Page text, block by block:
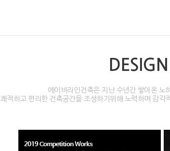
에이비라인건축은 지난 수년간 쌓아온 노
쾌적하고 편리한 건축공간을 조성하기위해 노력하며 감